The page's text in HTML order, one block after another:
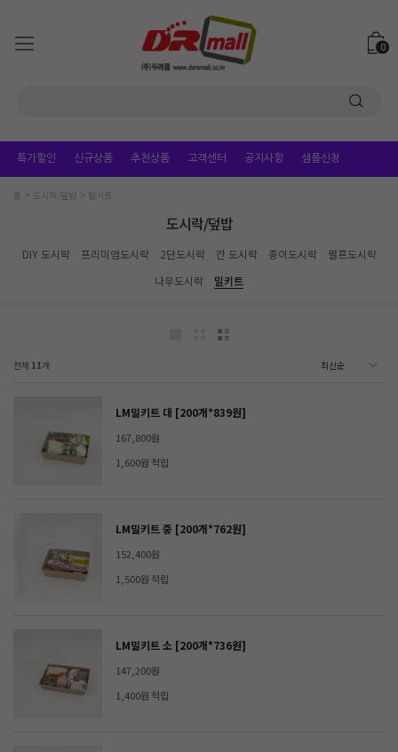
0
특가할인 신규상품 추천상품 고객센터 공지사항 샘플신청
홈 도시락/덮밥 밀키트
도시락/덮밥
DIY 도시락 프리미엄도시락 2단도시락 칸 도시락 종이도시락
펄프도시락
나무도시락
밀키트
전체 11 개
LM밀키트 대 [200개*839원]
167,800원
1,600원 적립
LM밀키트 중 [200개*762원]
152,400원
1,500원 적립
LM밀키트 소 [200개*736원]
147,200원
1,400원 적립